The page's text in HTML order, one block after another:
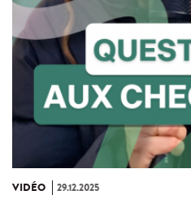
VIDÉO 29.12.2025